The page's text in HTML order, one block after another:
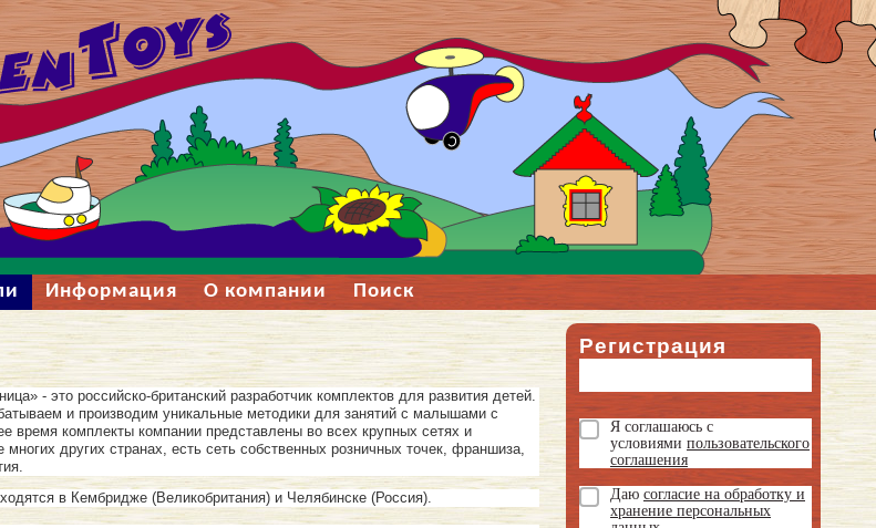
Информация О компании Поиск
- это российско-британский разработчик комплектов для развития детей.
и производим уникальные методики для занятий с малышами с
время комплекты компании представлены во всех крупных сетях и
других странах, есть сеть собственных розничных точек, франшиза,
в Кембридже (Великобритания) и Челябинске (Россия).
Регистрация
Я соглашаюсь с
условиями пользовательского
соглашения
Даю согласие на обработку и
хранение персональных